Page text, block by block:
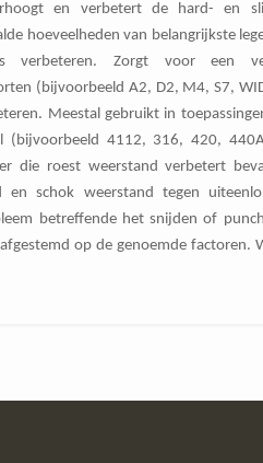
en verbetert de hard- en
hoeveelheden van belangrijkste
verbeteren. Zorgt voor een
(bijvoorbeeld A2, D2, M4, S7,
Meestal gebruikt in
(bijvoorbeeld 4112, 316, 420,
die roest weerstand verbetert
en schok weerstand tegen
betreffende het snijden of
op de genoemde factoren.